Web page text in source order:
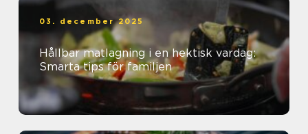
03. december 2025
Hållbar matlagning i en hektisk vardag:
Smarta tips för familjen